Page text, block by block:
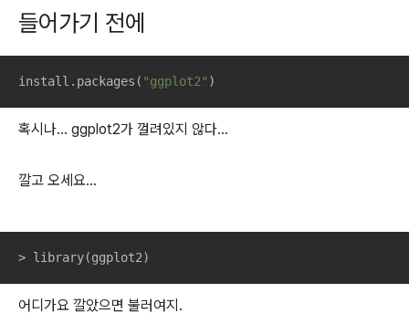
들어가기 전에
install.packages( "ggplot2" )
혹시나... ggplot2가 껄려있지 않다...
깔고 오세요...
> library(ggplot2)
어디가요 깔았으면 불러여지.